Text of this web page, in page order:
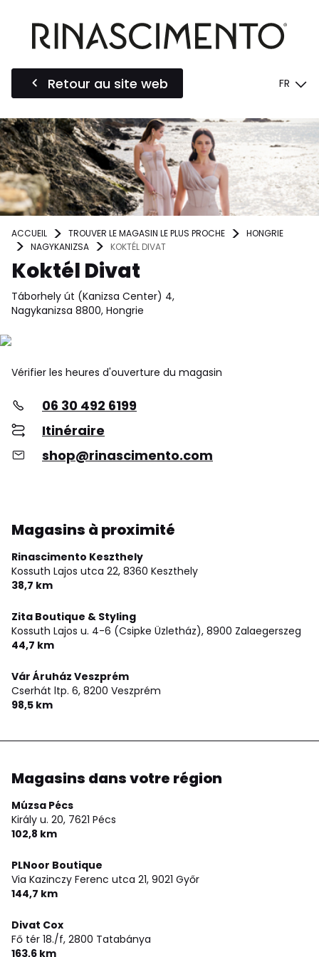
Retour au site web FR
ACCUEIL TROUVER LE MAGASIN LE PLUS PROCHE
HONGRIE
NAGYKANIZSA
KOKTÉL DIVAT
Koktél Divat
Táborhely út (Kanizsa Center) 4,
Nagykanizsa 8800, Hongrie
Vérifier les heures d'ouverture du magasin
06 30 492 6199
Itinéraire
shop@rinascimento.com
Magasins à proximité
Rinascimento Keszthely
Kossuth Lajos utca 22, 8360 Keszthely
38,7 km
Zita Boutique & Styling
Kossuth Lajos u. 4-6 (Csipke Üzletház), 8900 Zalaegerszeg
44,7 km
Vár Áruház Veszprém
Cserhát ltp. 6, 8200 Veszprém
98,5 km
Magasins dans votre région
Múzsa Pécs
Király u. 20, 7621 Pécs
102,8 km
PLNoor Boutique
Via Kazinczy Ferenc utca 21, 9021 Győr
144,7 km
Divat Cox
Fő tér 18./f, 2800 Tatabánya
163,6 km